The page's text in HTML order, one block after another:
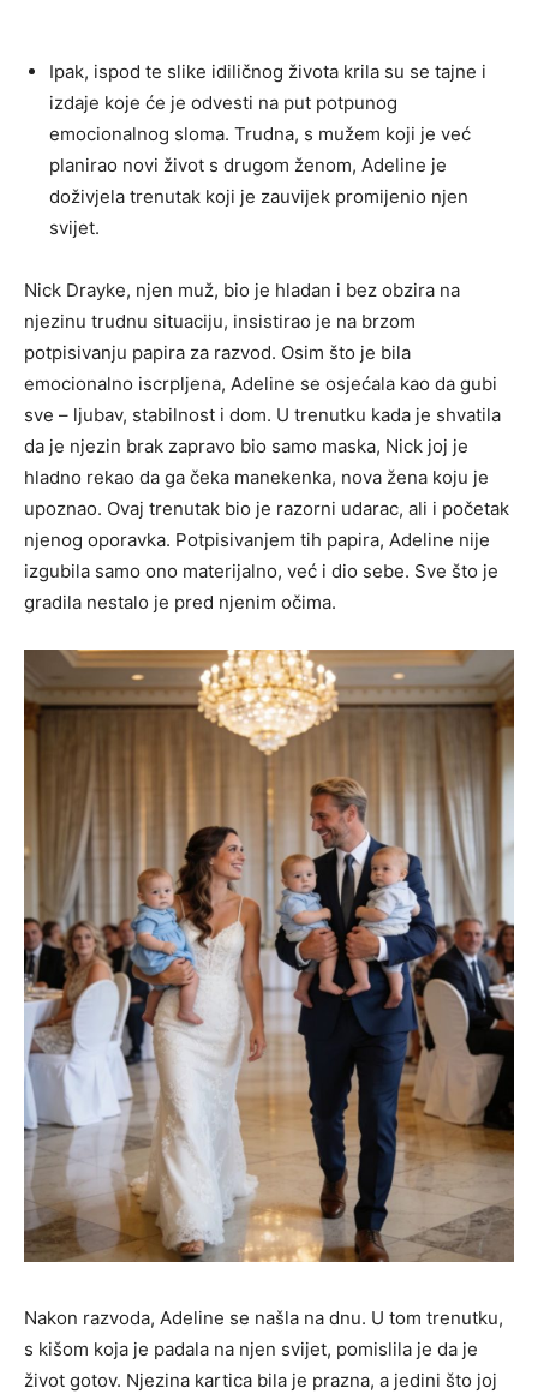
Ipak, ispod te slike idiličnog života krila su se tajne i
izdaje koje će je odvesti na put potpunog
emocionalnog sloma. Trudna, s mužem koji je već
planirao novi život s drugom ženom, Adeline je
doživjela trenutak koji je zauvijek promijenio njen
svijet.
Nick Drayke, njen muž, bio je hladan i bez obzira na
njezinu trudnu situaciju, insistirao je na brzom
potpisivanju papira za razvod. Osim što je bila
emocionalno iscrpljena, Adeline se osjećala kao da gubi
sve – ljubav, stabilnost i dom. U trenutku kada je shvatila
da je njezin brak zapravo bio samo maska, Nick joj je
hladno rekao da ga čeka manekenka, nova žena koju je
upoznao. Ovaj trenutak bio je razorni udarac, ali i početak
njenog oporavka. Potpisivanjem tih papira, Adeline nije
izgubila samo ono materijalno, već i dio sebe. Sve što je
gradila nestalo je pred njenim očima.
Nakon razvoda, Adeline se našla na dnu. U tom trenutku,
s kišom koja je padala na njen svijet, pomislila je da je
život gotov. Njezina kartica bila je prazna, a jedini što joj